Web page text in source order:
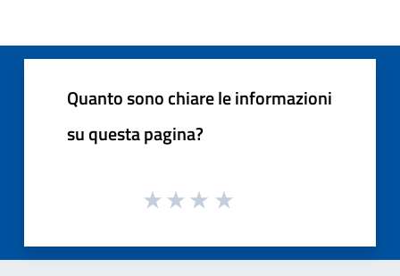
Quanto sono chiare le informazioni
su questa pagina?